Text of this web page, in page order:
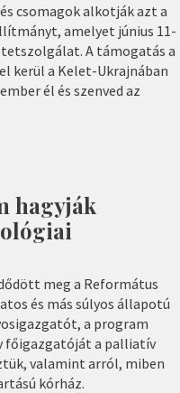
csomagok alkotják azt a
amelyet június 11-
A támogatás a
kerül a Kelet-Ukrajnában
él és szenved az
hagyják
meg a Református
és más súlyos állapotú
a program
főigazgatóját a palliatív
valamint arról, miben
kórház.